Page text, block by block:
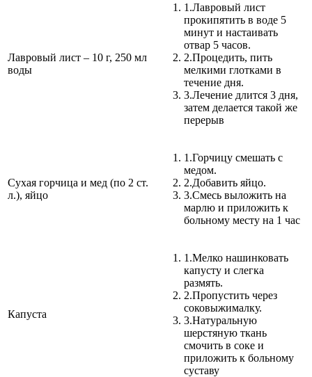
Лавровый лист – 10 г, 250 мл
воды
1.Лавровый лист
прокипятить в воде 5
минут и настаивать
отвар 5 часов.
2.Процедить, пить
мелкими глотками в
течение дня.
3.Лечение длится 3 дня,
затем делается такой же
перерыв
Сухая горчица и мед (по 2 ст.
л.), яйцо
1.Горчицу смешать с
медом.
2.Добавить яйцо.
3.Смесь выложить на
марлю и приложить к
больному месту на 1 час
Капуста
1.Мелко нашинковать
капусту и слегка
размять.
2.Пропустить через
соковыжималку.
3.Натуральную
шерстяную ткань
смочить в соке и
приложить к больному
суставу